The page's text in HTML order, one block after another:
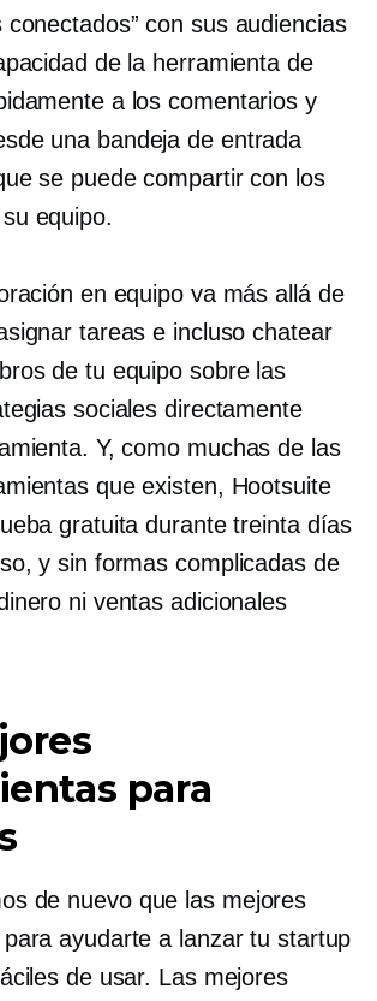
conectados” con sus audiencias
de la herramienta de
a los comentarios y
una bandeja de entrada
se puede compartir con los
equipo.
en equipo va más allá de
tareas e incluso chatear
de tu equipo sobre las
sociales directamente
Y, como muchas de las
que existen, Hootsuite
gratuita durante treinta días
y sin formas complicadas de
ni ventas adicionales
para
de nuevo que las mejores
ayudarte a lanzar tu startup
de usar. Las mejores